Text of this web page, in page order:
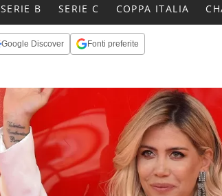
SERIE B SERIE C COPPA ITALIA
Google Discover Fonti preferite